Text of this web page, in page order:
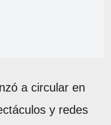
a circular en
y redes